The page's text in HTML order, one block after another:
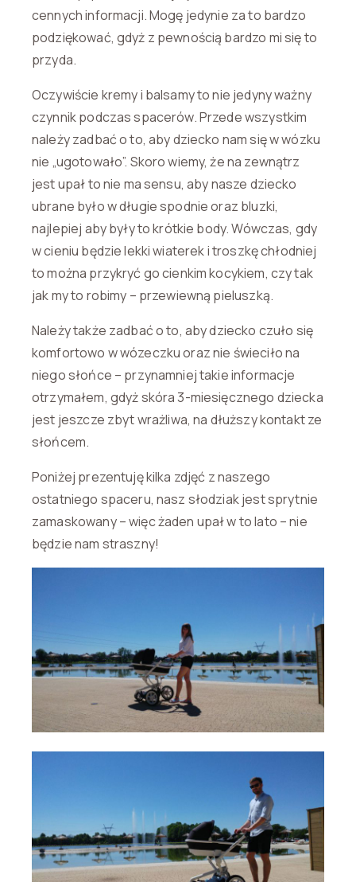
cennych informacji. Mogę jedynie za to bardzo
podziękować, gdyż z pewnością bardzo mi się to
przyda.
Oczywiście kremy i balsamy to nie jedyny ważny
czynnik podczas spacerów. Przede wszystkim
należy zadbać o to, aby dziecko nam się w wózku
nie „ugotowało”. Skoro wiemy, że na zewnątrz
jest upał to nie ma sensu, aby nasze dziecko
ubrane było w długie spodnie oraz bluzki,
najlepiej aby były to krótkie body. Wówczas, gdy
w cieniu będzie lekki wiaterek i troszkę chłodniej
to można przykryć go cienkim kocykiem, czy tak
jak my to robimy – przewiewną pieluszką.
Należy także zadbać o to, aby dziecko czuło się
komfortowo w wózeczku oraz nie świeciło na
niego słońce – przynamniej takie informacje
otrzymałem, gdyż skóra 3-miesięcznego dziecka
jest jeszcze zbyt wrażliwa, na dłuższy kontakt ze
słońcem.
Poniżej prezentuję kilka zdjęć z naszego
ostatniego spaceru, nasz słodziak jest sprytnie
zamaskowany – więc żaden upał w to lato – nie
będzie nam straszny!